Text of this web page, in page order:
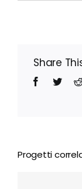
Share
Facebook
Progetti